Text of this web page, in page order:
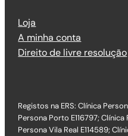
Loja
A minha conta
Direito de livre resolução
Registos na ERS: Clínica
Persona Porto E116797; Clínica
Persona Vila Real E114589;